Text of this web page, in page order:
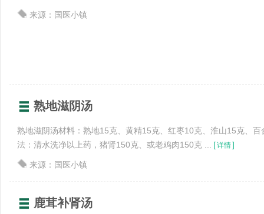
来源：国医小镇
熟地滋阴汤
熟地滋阴汤材料：熟地15克、黄精15克、红枣10克、淮山15克、
法：清水洗净以上药，猪肾150克、或老鸡肉150克 ...
[详情]
来源：国医小镇
鹿茸补肾汤